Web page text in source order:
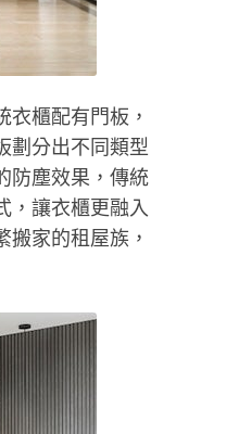
櫃配有門板，
劃分出不同類型
防塵效果，傳統
，讓衣櫃更融入
家的租屋族，